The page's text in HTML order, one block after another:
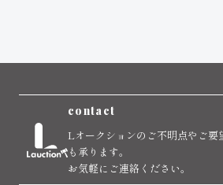
contact
Lオークションのご不明点やご要
も承ります。
お気軽にご連絡ください。